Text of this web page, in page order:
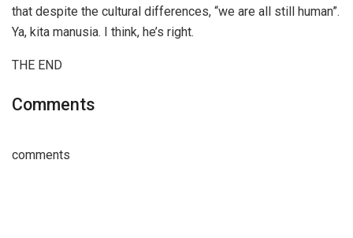
that despite the cultural differences, “we are all still human”.
Ya, kita manusia. I think, he’s right.
THE END
Comments
comments